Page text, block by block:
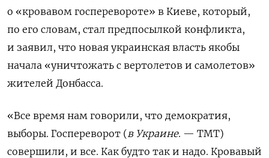
о «кровавом госперевороте» в Киеве, который,
по его словам, стал предпосылкой конфликта,
и заявил, что новая украинская власть якобы
начала «уничтожать с вертолетов и самолетов»
жителей Донбасса.
«Все время нам говорили, что демократия,
выборы. Госпереворот (в Украине. — ТМТ)
совершили, и все. Как будто так и надо. Кровавый